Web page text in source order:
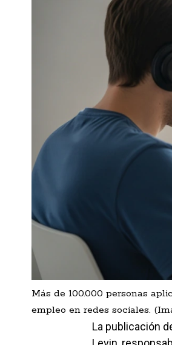
Más de 100.000 personas
empleo en redes sociales.
La publicación